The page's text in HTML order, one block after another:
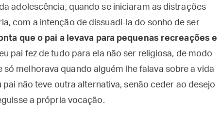
adolescência, quando se iniciaram as distrações
com a intenção de dissuadi-la do sonho de ser
que o pai a levava para pequenas recreações e
pai fez de tudo para ela não ser religiosa, de modo
melhorava quando alguém lhe falava sobre a vida
pai não teve outra alternativa, senão ceder ao desejo
a própria vocação.